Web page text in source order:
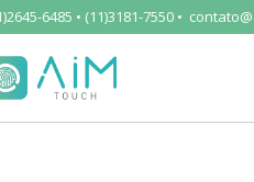
6485 • (11)3181-7550 •